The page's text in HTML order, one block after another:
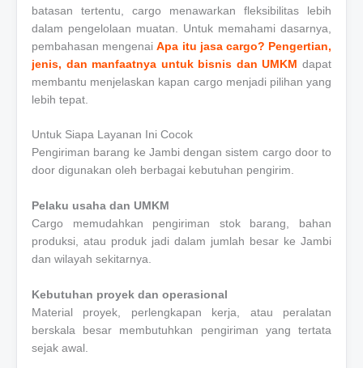
batasan tertentu, cargo menawarkan fleksibilitas lebih
dalam pengelolaan muatan. Untuk memahami dasarnya,
pembahasan mengenaiApa itu jasa cargo? Pengertian,
jenis, dan manfaatnya untuk bisnis dan UMKM dapat
membantu menjelaskan kapan cargo menjadi pilihan yang
lebih tepat.
Untuk Siapa Layanan Ini Cocok
Pengiriman barang ke Jambi dengan sistem cargo door to
door digunakan oleh berbagai kebutuhan pengirim.
Pelaku usaha dan UMKM
Cargo memudahkan pengiriman stok barang, bahan
produksi, atau produk jadi dalam jumlah besar ke Jambi
dan wilayah sekitarnya.
Kebutuhan proyek dan operasional
Material proyek, perlengkapan kerja, atau peralatan
berskala besar membutuhkan pengiriman yang tertata
sejak awal.